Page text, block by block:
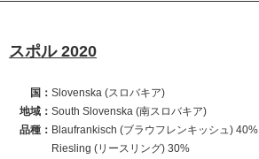
スポル 2020
国： Slovenska (スロバキア)
地域： South Slovenska (南スロバキア)
品種： Blaufrankisch (ブラウフレンキッシュ) 40%
Riesling (リースリング) 30%